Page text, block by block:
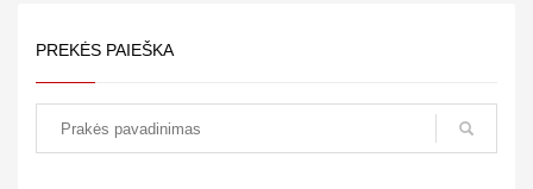
PREKĖS PAIEŠKA